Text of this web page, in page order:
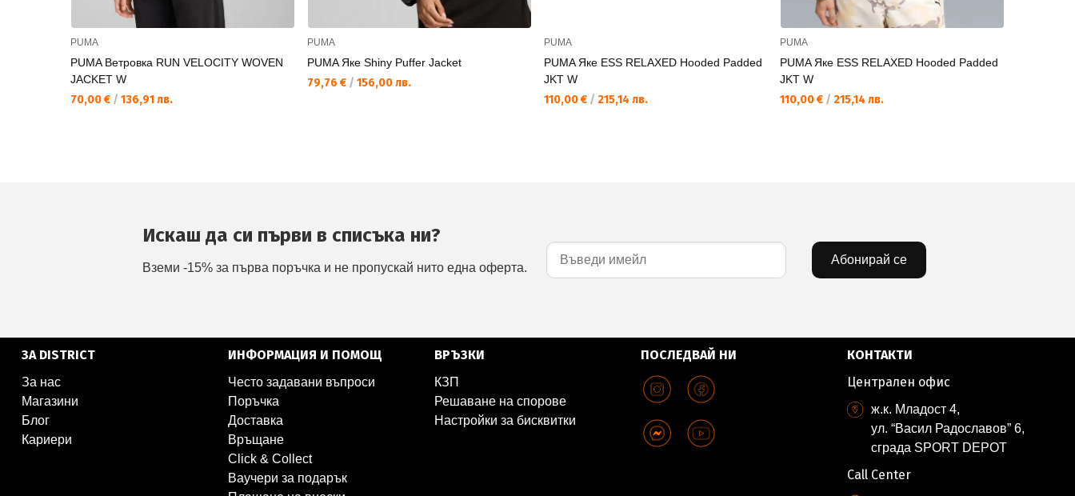
PUMA
PUMA Ветровка RUN VELOCITY WOVEN
JACKET W
70,00 € / 136,91 лв.
PUMA
PUMA Яке Shiny Puffer Jacket
79,76 € / 156,00 лв.
PUMA
PUMA Яке ESS RELAXED Hooded Padded
JKT W
110,00 € / 215,14 лв.
PUMA
PUMA Яке ESS RELAXED Hooded Padded
JKT W
110,00 € / 215,14 лв.
Искаш да си първи в списъка ни?
Вземи -15% за първа поръчка и не пропускай нито една оферта.
Абонирай се
ЗА DISTRICT
За нас
Магазини
Блог
Кариери
ИНФОРМАЦИЯ И ПОМОЩ
Често задавани въпроси
Поръчка
Доставка
Връщане
Click & Collect
Ваучери за подарък
ВРЪЗКИ
КЗП
Решаване на спорове
Настройки за бисквитки
ПОСЛЕДВАЙ НИ
КОНТАКТИ
Централен офис
ж.к. Младост 4,
ул. “Васил Радославов” 6,
сграда SPORT DEPOT
Call Center